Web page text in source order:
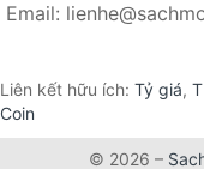
Email:
Liên kết hữu ích: Tỷ giá,
Coin
© 2026 –